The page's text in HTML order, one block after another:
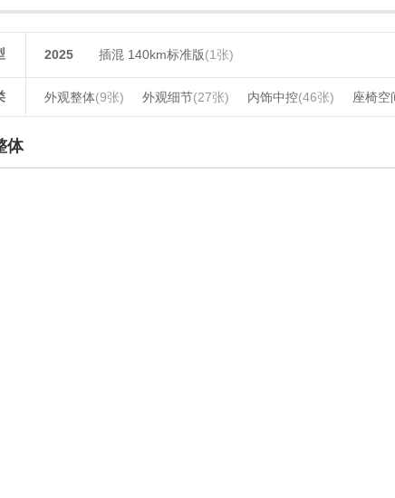
2025 插混 140km标准版(1张)
外观整体(9张) 外观细节(27张) 内饰中控(46张) 座椅空
体